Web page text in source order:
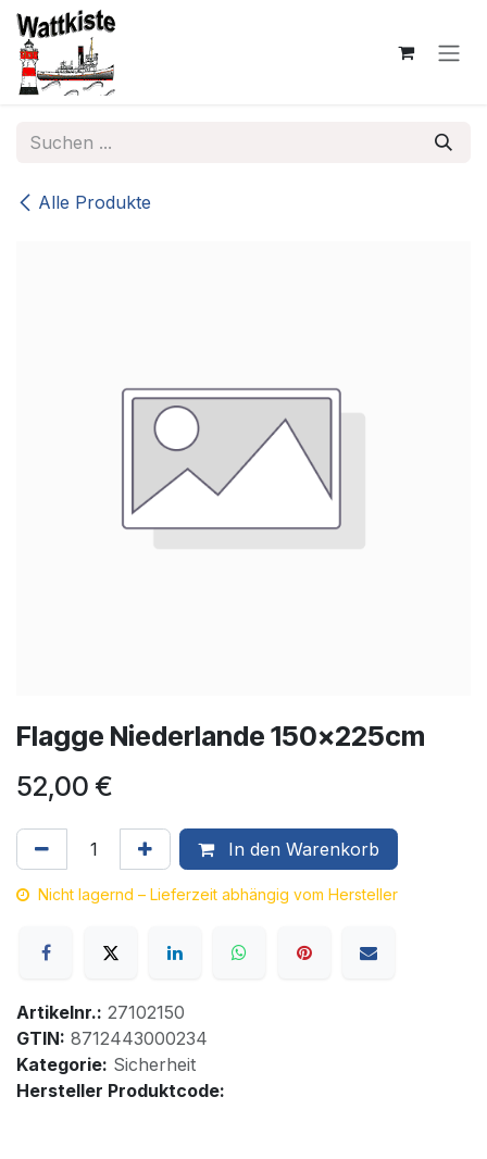
Zum Inhalt springen
Alle Produkte
Flagge Niederlande 150x225cm
52,00 €
In den Warenkorb
Nicht lagernd – Lieferzeit abhängig vom Hersteller
Artikelnr.: 27102150
GTIN: 8712443000234
Kategorie: Sicherheit
Hersteller Produktcode: